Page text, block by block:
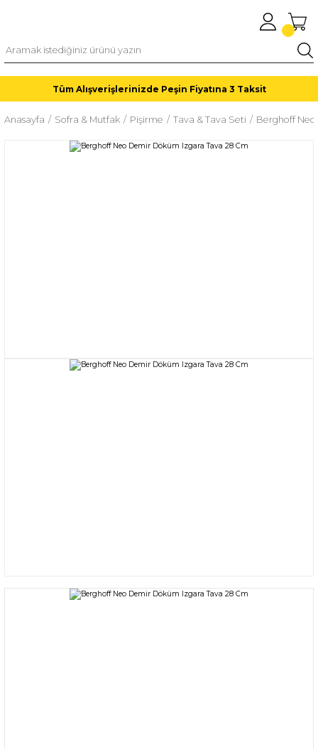
Tüm Alışverişlerinizde Peşin Fiyatına 3 Taksit
Anasayfa Sofra & Mutfak Pişirme Tava & Tava Seti Berghoff